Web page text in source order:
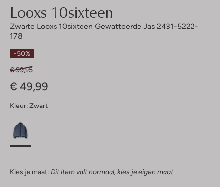
Looxs 10sixteen
Zwarte Looxs 10sixteen Gewatteerde Jas 2431-5222-
178
-50%
€ 99,95
€ 49,99
Kleur: Zwart
Kies je maat: Dit item valt normaal, kies je eigen maat